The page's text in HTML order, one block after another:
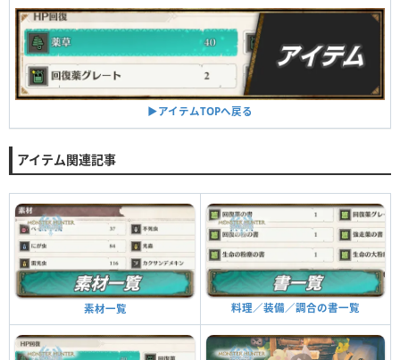
▶︎アイテムTOPへ戻る
アイテム関連記事
素材一覧 料理／装備／調合の書一覧